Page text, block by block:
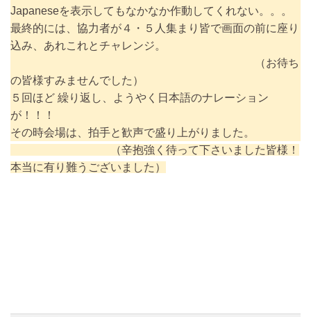
Japaneseを表示してもなかなか作動してくれない。。。
最終的には、協力者が４・５人集まり皆で画面の前に座り
込み、あれこれとチャレンジ。
（お待ち
の皆様すみませんでした）
５回ほど 繰り返し、ようやく日本語のナレーション
が！！！
その時会場は、拍手と歓声で盛り上がりました。
（辛抱強く待って下さいました皆様！
本当に有り難うございました）